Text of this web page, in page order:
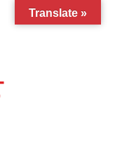
Translate »